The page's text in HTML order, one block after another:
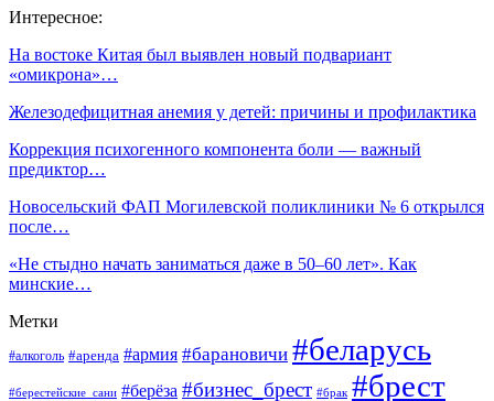
Интересное:
На востоке Китая был выявлен новый подвариант
«омикрона»…
Железодефицитная анемия у детей: причины и профилактика
Коррекция психогенного компонента боли — важный
предиктор…
Новосельский ФАП Могилевской поликлиники № 6 открылся
после…
«Не стыдно начать заниматься даже в 50–60 лет». Как
минские…
Метки
#алкоголь #аренда #армия #барановичи #беларусь
#берестейские_сани #берёза #бизнес_брест #брак #брест